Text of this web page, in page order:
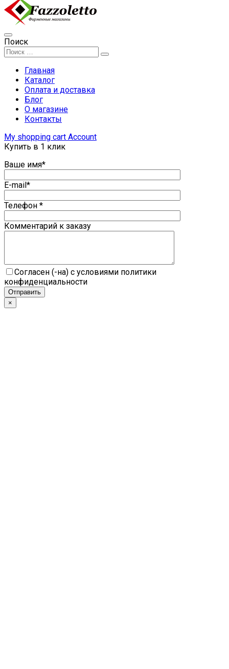
Поиск
Главная
Каталог
Оплата и доставка
Блог
О магазине
Контакты
My shopping cart Account
Купить в 1 клик
Ваше имя*
E-mail*
Телефон *
Комментарий к заказу
Согласен (-на) с условиями политики
конфиденциальности
×